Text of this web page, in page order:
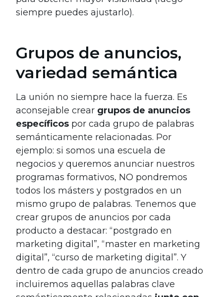
siempre puedes ajustarlo).
Grupos de anuncios,
variedad semántica
La unión no siempre hace la fuerza. Es
aconsejable crear grupos de anuncios
específicos por cada grupo de palabras
semánticamente relacionadas. Por
ejemplo: si somos una escuela de
negocios y queremos anunciar nuestros
programas formativos, NO pondremos
todos los másters y postgrados en un
mismo grupo de palabras. Tenemos que
crear grupos de anuncios por cada
producto a destacar: “postgrado en
marketing digital”, “master en marketing
digital”, “curso de marketing digital”. Y
dentro de cada grupo de anuncios creado
incluiremos aquellas palabras clave